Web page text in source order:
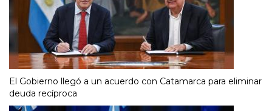
El Gobierno llegó a un acuerdo con Catamarca para eliminar
deuda recíproca